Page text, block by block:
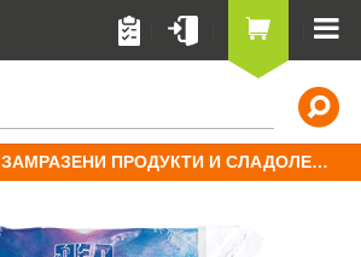
ЗАМРАЗЕНИ ПРОДУКТИ И СЛАДОЛЕД